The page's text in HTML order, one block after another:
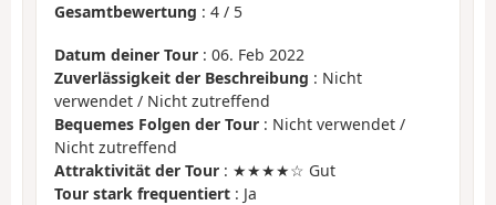
Gesamtbewertung : 4 / 5
Datum deiner Tour : 06. Feb 2022
Zuverlässigkeit der Beschreibung : Nicht
verwendet / Nicht zutreffend
Bequemes Folgen der Tour : Nicht verwendet /
Nicht zutreffend
Attraktivität der Tour : ★★★★☆ Gut
Tour stark frequentiert : Ja